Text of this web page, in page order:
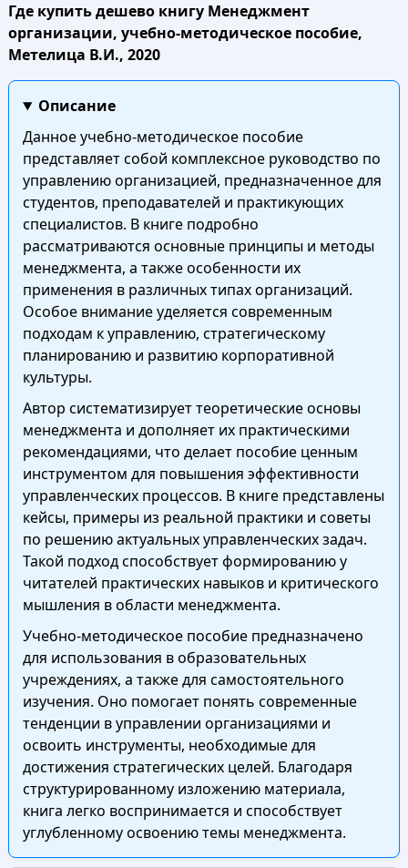
Где купить дешево книгу Менеджмент
организации, учебно-методическое пособие,
Метелица В.И., 2020
Описание
Данное учебно-методическое пособие
представляет собой комплексное руководство по
управлению организацией, предназначенное для
студентов, преподавателей и практикующих
специалистов. В книге подробно
рассматриваются основные принципы и методы
менеджмента, а также особенности их
применения в различных типах организаций.
Особое внимание уделяется современным
подходам к управлению, стратегическому
планированию и развитию корпоративной
культуры.
Автор систематизирует теоретические основы
менеджмента и дополняет их практическими
рекомендациями, что делает пособие ценным
инструментом для повышения эффективности
управленческих процессов. В книге представлены
кейсы, примеры из реальной практики и советы
по решению актуальных управленческих задач.
Такой подход способствует формированию у
читателей практических навыков и критического
мышления в области менеджмента.
Учебно-методическое пособие предназначено
для использования в образовательных
учреждениях, а также для самостоятельного
изучения. Оно помогает понять современные
тенденции в управлении организациями и
освоить инструменты, необходимые для
достижения стратегических целей. Благодаря
структурированному изложению материала,
книга легко воспринимается и способствует
углубленному освоению темы менеджмента.